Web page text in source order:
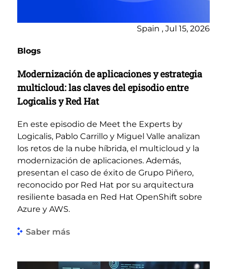
Spain , Jul 15, 2026
Blogs
Modernización de aplicaciones y estrategia
multicloud: las claves del episodio entre
Logicalis y Red Hat
En este episodio de Meet the Experts by
Logicalis, Pablo Carrillo y Miguel Valle analizan
los retos de la nube híbrida, el multicloud y la
modernización de aplicaciones. Además,
presentan el caso de éxito de Grupo Piñero,
reconocido por Red Hat por su arquitectura
resiliente basada en Red Hat OpenShift sobre
Azure y AWS.
Saber más